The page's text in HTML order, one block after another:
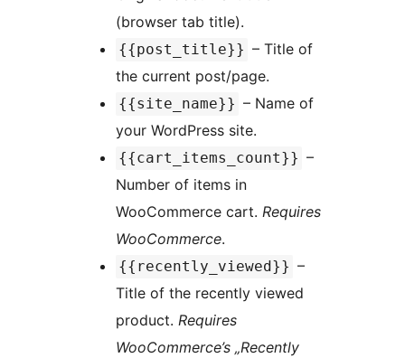
(browser tab title).
{{post_title}} – Title of
the current post/page.
{{site_name}} – Name of
your WordPress site.
{{cart_items_count}} –
Number of items in
WooCommerce cart. Requires
WooCommerce.
{{recently_viewed}} –
Title of the recently viewed
product. Requires
WooCommerce’s „Recently